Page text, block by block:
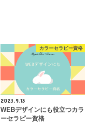
カラーセラピー資格
2023.9.13
WEBデザインにも役立つカラ
ーセラピー資格